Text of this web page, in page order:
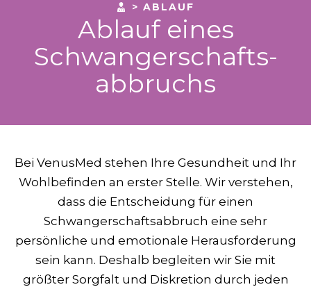
> ABLAUF
Ablauf eines
Schwanger­schafts­
abbruchs
Bei VenusMed stehen Ihre Gesundheit und Ihr
Wohlbefinden an erster Stelle. Wir verstehen,
dass die Entscheidung für einen
Schwangerschaftsabbruch eine sehr
persönliche und emotionale Herausforderung
sein kann. Deshalb begleiten wir Sie mit
größter Sorgfalt und Diskretion durch jeden